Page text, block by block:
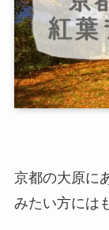
京都の大原に
みたい方には